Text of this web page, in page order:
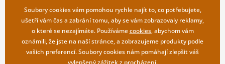
Soubory cookies vám pomohou rychle najít to, co potřebujete,
ušetří vám čas a zabrání tomu, aby se vám zobrazovaly reklamy,
o které se nezajímáte. Používámecookies, abychom vám
oznámili, že jste na naší stránce, a zobrazujeme produkty podle
vašich preferencí. Soubory cookies nám pomáhají zlepšit váš
vylepšený zážitek z procházení.